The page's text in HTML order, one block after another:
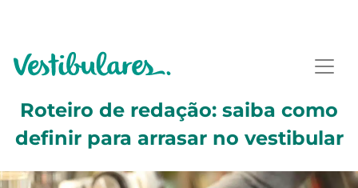
Roteiro de redação: saiba como
definir para arrasar no vestibular